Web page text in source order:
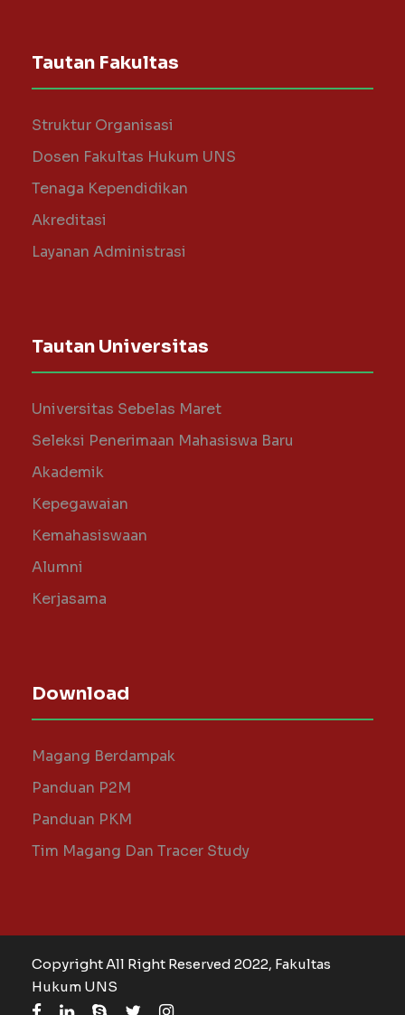
Tautan Fakultas
Struktur Organisasi
Dosen Fakultas Hukum UNS
Tenaga Kependidikan
Akreditasi
Layanan Administrasi
Tautan Universitas
Universitas Sebelas Maret
Seleksi Penerimaan Mahasiswa Baru
Akademik
Kepegawaian
Kemahasiswaan
Alumni
Kerjasama
Download
Magang Berdampak
Panduan P2M
Panduan PKM
Tim Magang Dan Tracer Study
Copyright All Right Reserved 2022, Fakultas
Hukum UNS